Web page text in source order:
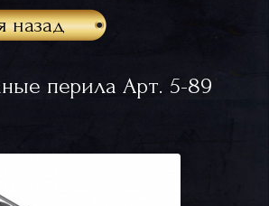
назад
перила Арт. 5-89